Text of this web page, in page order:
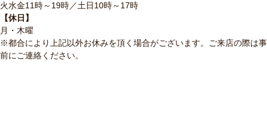
火水金11時～19時／土日10時～17時
【休日】
月・木曜
※都合により上記以外お休みを頂く場合がございます。ご来店の際は事
前にご連絡ください。